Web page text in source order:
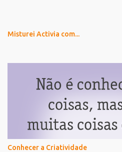
Misturei Activia com...
Conhecer a Criatividade